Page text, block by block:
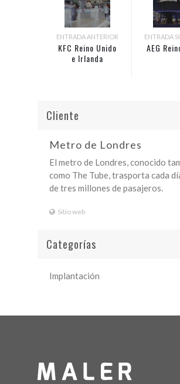
ENTRADA ANTERIOR
KFC Reino Unido
e Irlanda
ENTRADA
AEG
Cliente
Metro de Londres
El metro de Londres, conocido
como The Tube, trasporta cada
de tres millones de pasajeros.
Sitio web
Categorías
Implantación